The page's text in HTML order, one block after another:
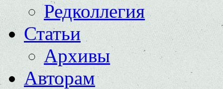
Редколлегия
Статьи
Архивы
Авторам